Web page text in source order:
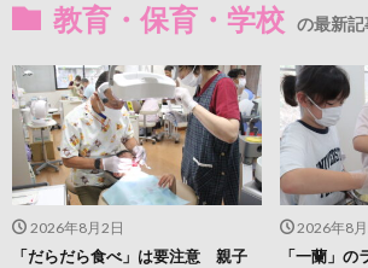
教育・保育・学校 の最新
2026年8
「一蘭」
2026年8月2日
「だらだら食べ」は要注意 親子